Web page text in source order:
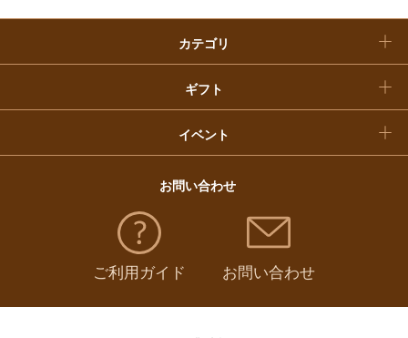
カテゴリ
ギフト
イベント
福袋
お問い合わせ
ご利用ガイド お問い合わせ